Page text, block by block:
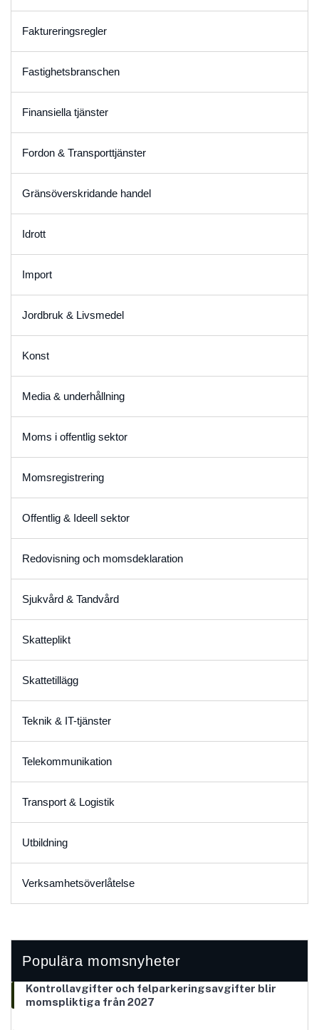
Faktureringsregler
Fastighetsbranschen
Finansiella tjänster
Fordon & Transporttjänster
Gränsöverskridande handel
Idrott
Import
Jordbruk & Livsmedel
Konst
Media & underhållning
Moms i offentlig sektor
Momsregistrering
Offentlig & Ideell sektor
Redovisning och momsdeklaration
Sjukvård & Tandvård
Skatteplikt
Skattetillägg
Teknik & IT-tjänster
Telekommunikation
Transport & Logistik
Utbildning
Verksamhetsöverlåtelse
Populära momsnyheter
Kontrollavgifter och felparkeringsavgifter blir
momspliktiga från 2027